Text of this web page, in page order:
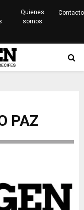
Quienes
somos
Contacto
PAZ